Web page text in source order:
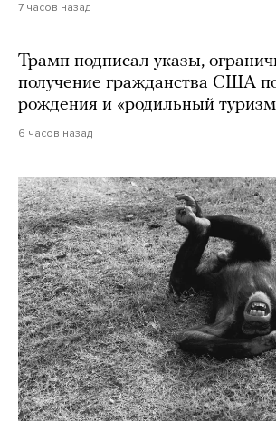
7 часов назад
Трамп подписал указы,
получение гражданства США
рождения и «родильный
6 часов назад